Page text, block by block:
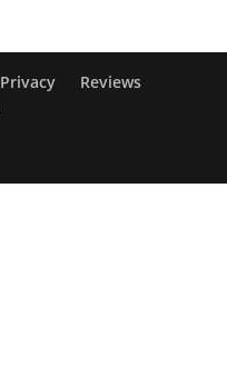
Privacy
Reviews